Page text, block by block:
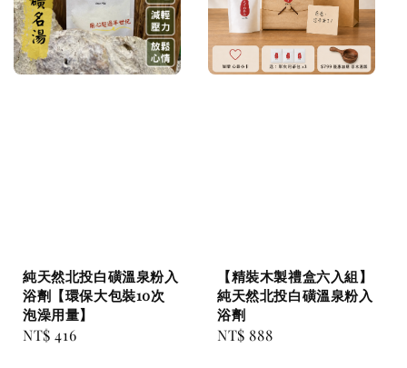
純天然北投白磺溫泉粉入
浴劑【環保大包裝10次
泡澡用量】
Regular
NT$ 416
【精裝木製禮盒六入組】
純天然北投白磺溫泉粉入
浴劑
Regular
NT$ 888